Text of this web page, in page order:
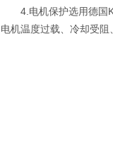
4.电机保护选用德国
电机温度过载、冷却受阻